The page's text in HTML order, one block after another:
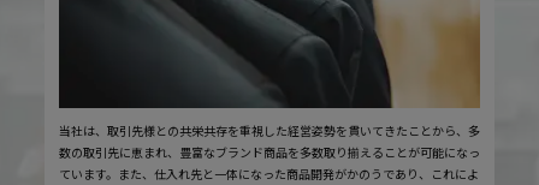
当社は、取引先様との共栄共存を重視した経営姿勢を貫いてきたことから、多
数の取引先に恵まれ、豊富なブランド商品を多数取り揃えることが可能になっ
ています。また、仕入れ先と一体になった商品開発がかのうであり、これによ